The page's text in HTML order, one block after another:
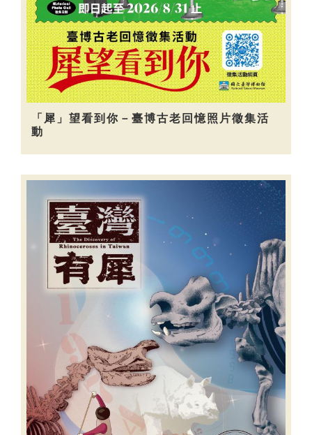
「犀」望看到你－臺博古老回憶照片徵集活
動